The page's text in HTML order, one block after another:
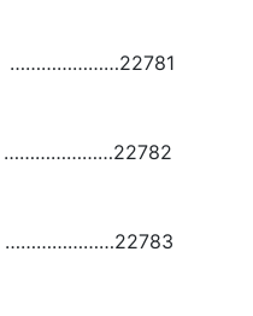
…………………22781
…………………22782
…………………22783